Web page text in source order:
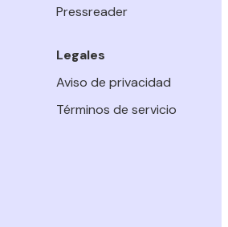
Pressreader
Legales
Aviso de privacidad
Términos de servicio